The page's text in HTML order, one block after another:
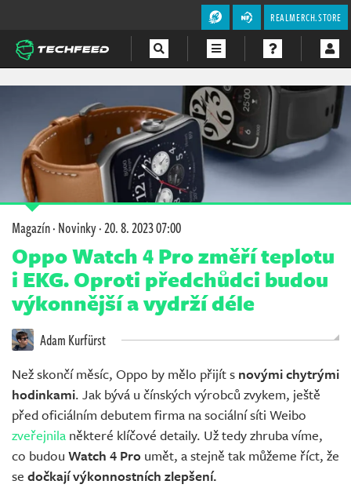
REALMERCH.STORE
Videa
Soutěže
Magazín·Novinky·20. 8. 2023 07:00
Oppo Watch 4 Pro změří teplotu
i EKG. Oproti předchůdci budou
výkonnější a vydrží déle
Adam Kurfürst
Než skončí měsíc, Oppo by mělo přijít s novými chytrými
hodinkami. Jak bývá u čínských výrobců zvykem, ještě
před oficiálním debutem firma na sociální síti Weibo
zveřejnila některé klíčové detaily. Už tedy zhruba víme,
co budou Watch 4 Pro umět, a stejně tak můžeme říct, že
se dočkají výkonnostních zlepšení.